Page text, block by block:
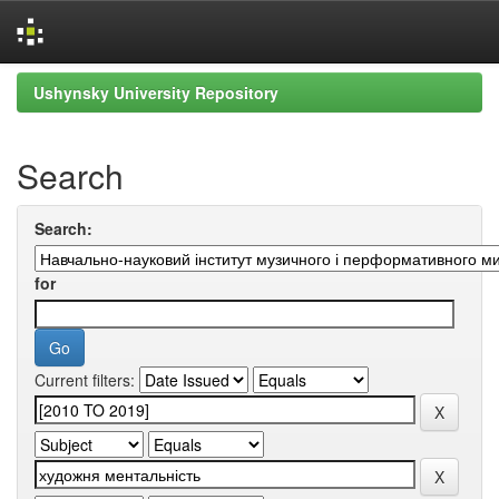
Skip
navigation
Ushynsky University Repository
Search
Search:
for
Current filters: